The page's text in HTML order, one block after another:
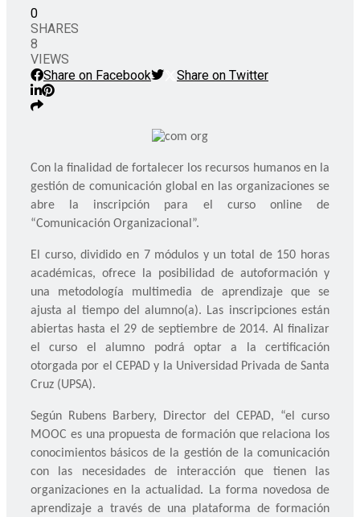
0
SHARES
8
VIEWS
Share on Facebook
Share on Twitter
Con la finalidad de fortalecer los recursos humanos en la
gestión de comunicación global en las organizaciones se
abre la inscripción para el curso online de
“Comunicación Organizacional”.
El curso, dividido en 7 módulos y un total de 150 horas
académicas, ofrece la posibilidad de autoformación y
una metodología multimedia de aprendizaje que se
ajusta al tiempo del alumno(a). Las inscripciones están
abiertas hasta el 29 de septiembre de 2014. Al finalizar
el curso el alumno podrá optar a la certificación
otorgada por el CEPAD y la Universidad Privada de Santa
Cruz (UPSA).
Según Rubens Barbery, Director del CEPAD, “el curso
MOOC es una propuesta de formación que relaciona los
conocimientos básicos de la gestión de la comunicación
con las necesidades de interacción que tienen las
organizaciones en la actualidad. La forma novedosa de
aprendizaje a través de una plataforma de formación